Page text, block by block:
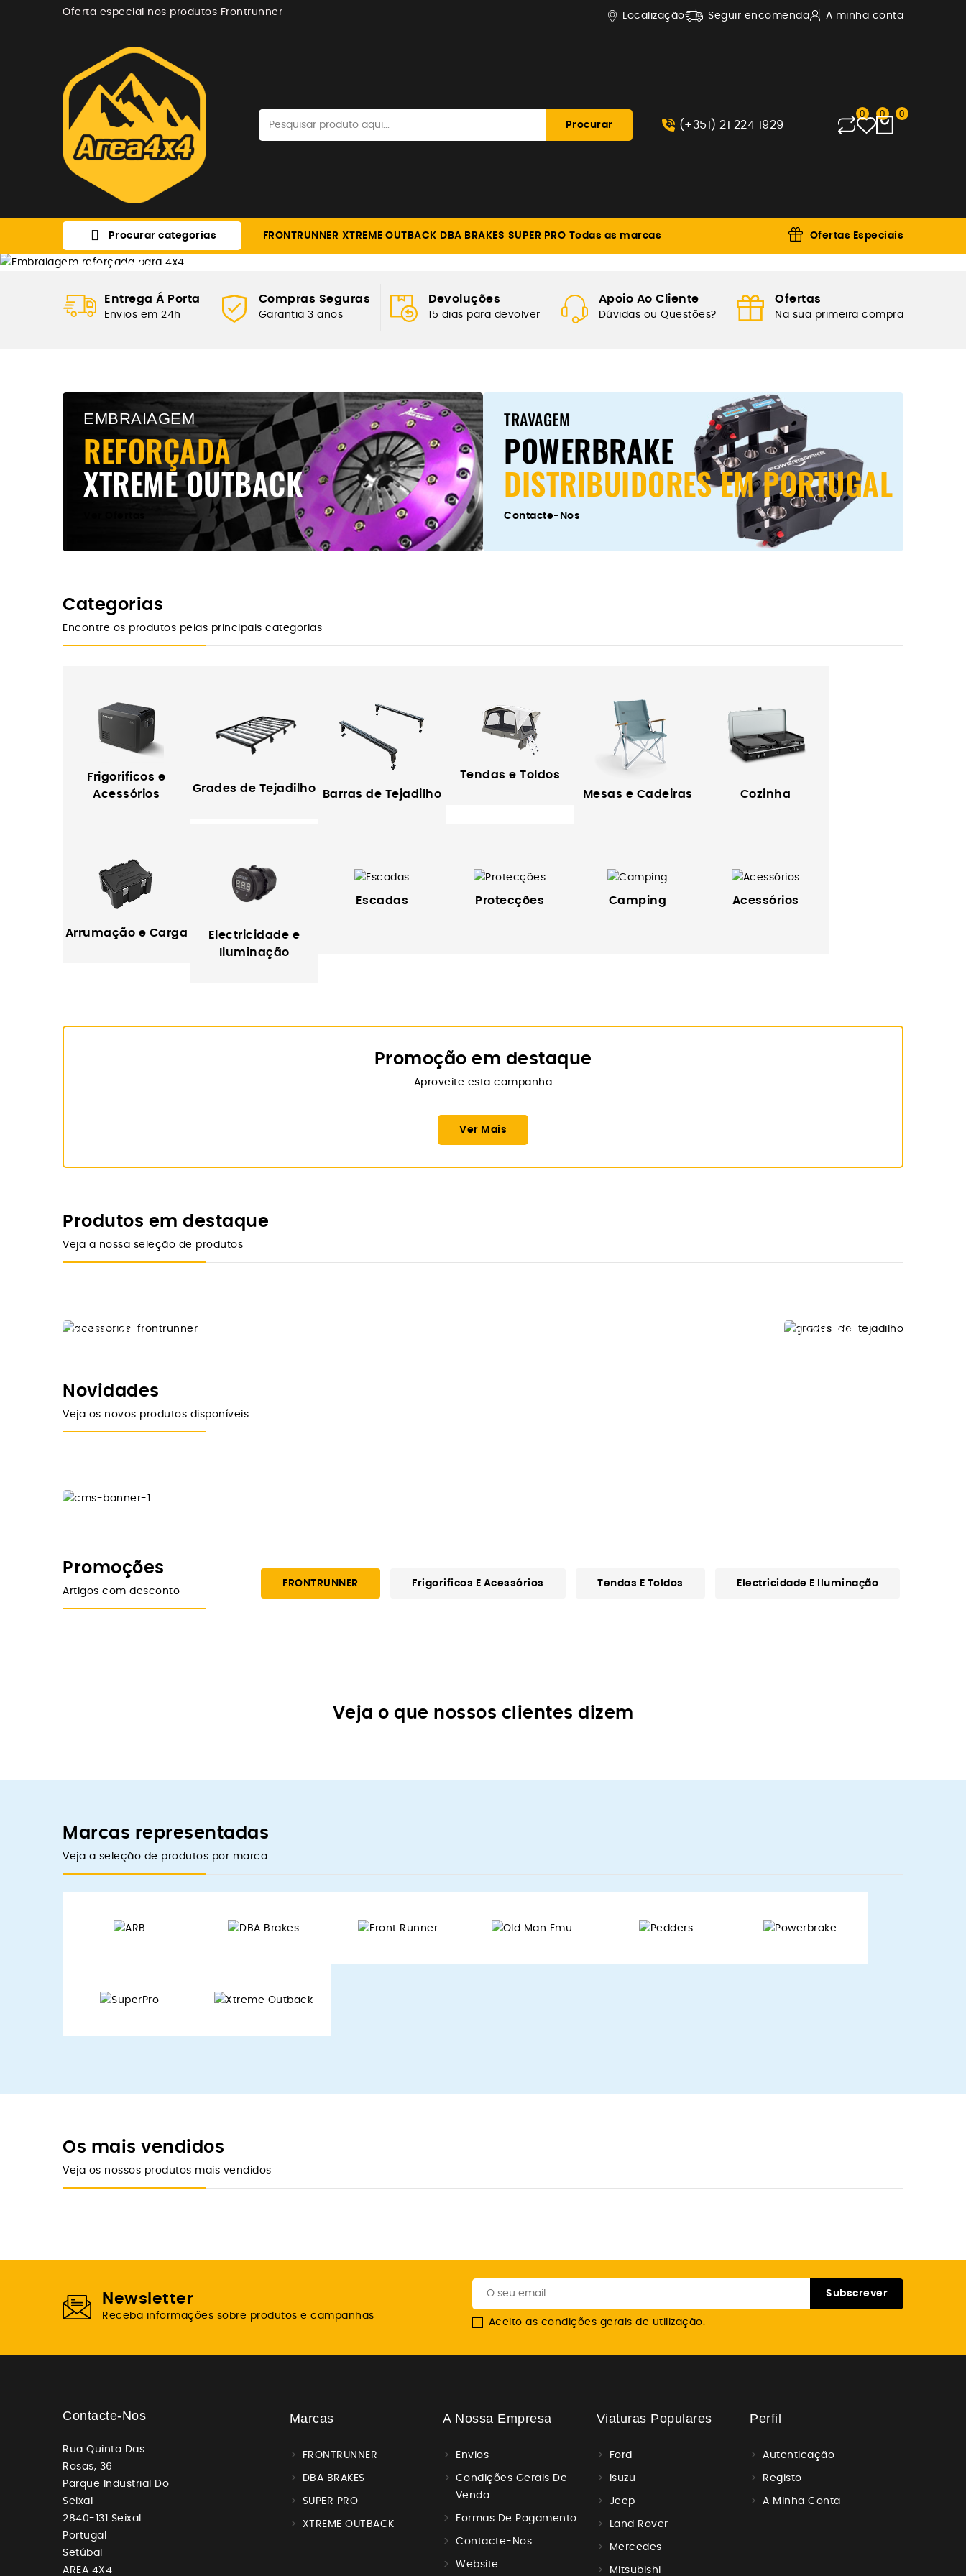
Oferta especial nos produtos Frontrunner Localização Seguir encomenda A minha conta
Procurar (+351) 21 224 1929
0 0 0
 Procurar categorias FRONTRUNNER XTREME OUTBACK DBA BRAKES SUPER PRO Todas as marcas Ofertas Especiais
TRANSMISSÃO
EMBRAIAGEM REFORÇADA
Ver Produtos Xtremeoutback
Entrega Á Porta
Envios em 24h
Compras Seguras
Garantia 3 anos
Devoluções
15 dias para devolver
Apoio Ao Cliente
Dúvidas ou Questões?
Ofertas
Na sua primeira compra
EMBRAIAGEM
REFORÇADA
XTREME OUTBACK
TRAVAGEM
POWERBRAKE
DISTRIBUIDORES EM PORTUGAL
Contacte-Nos
Categorias
Encontre os produtos pelas principais categorias
Frigorificos e
Acessórios
Grades de Tejadilho Barras de Tejadilho
Tendas e Toldos
Mesas e Cadeiras
Cozinha
Arrumação e Carga
Electricidade e
Iluminação
Escadas Protecções Camping Acessórios
Promoção em destaque
Aproveite esta campanha
Ver Mais
Produtos em destaque
Veja a nossa seleção de produtos
DESDE 10€
ACESSÓRIOS
Comprar Agora
OVERLAND
Novidades
Veja os novos produtos disponíveis
Promoções
Artigos com desconto
FRONTRUNNER Frigorificos E Acessórios Tendas E Toldos Electricidade E Iluminação
Veja o que nossos clientes dizem
Marcas representadas
Veja a seleção de produtos por marca
Os mais vendidos
Veja os nossos produtos mais vendidos
Newsletter
Receba informações sobre produtos e campanhas
Aceito as condições gerais de utilização.
Contacte-Nos
Rua Quinta Das
Rosas, 36
Parque Industrial Do
Seixal
2840-131 Seixal
Portugal
Setúbal
AREA 4X4
Marcas
FRONTRUNNER
DBA BRAKES
SUPER PRO
XTREME OUTBACK
A Nossa Empresa
Envios
Condições Gerais De
Venda
Formas De Pagamento
Contacte-Nos
Website
Viaturas Populares
Ford
Isuzu
Jeep
Land Rover
Mercedes
Mitsubishi
Perfil
Autenticação
Registo
A Minha Conta